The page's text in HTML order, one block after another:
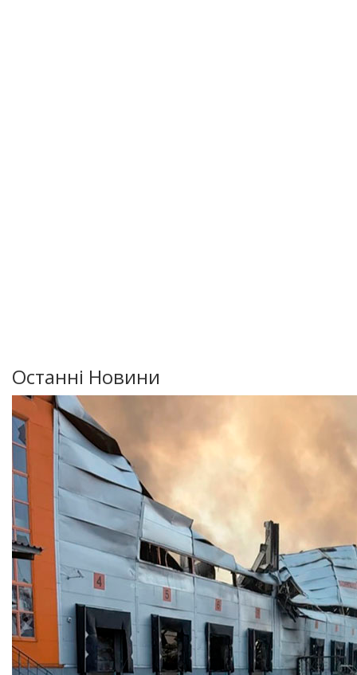
Останні Новини